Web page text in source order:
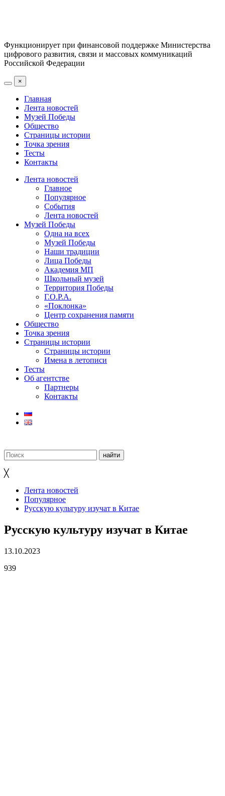
Функционирует при финансовой поддержке Министерства
цифрового развития, связи и массовых коммуникаций
Российской Федерации
×
Главная
Лента новостей
Музей Победы
Общество
Страницы истории
Точка зрения
Тесты
Контакты
Лента новостей
Главное
Популярное
События
Лента новостей
Музей Победы
Одна на всех
Музей Победы
Наши традиции
Лица Победы
Академия МП
Школьный музей
Территория Победы
Г.О.Р.А.
«Поклонка»
Центр сохранения памяти
Общество
Точка зрения
Страницы истории
Страницы истории
Имена в летописи
Тесты
Об агентстве
Партнеры
Контакты
╳
Лента новостей
Популярное
Русскую культуру изучат в Китае
Русскую культуру изучат в Китае
13.10.2023
939